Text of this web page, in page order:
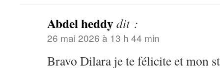
Abdel heddydit :
26 mai 2026 à 13 h 44 min
Bravo Dilara je te félicite et mon